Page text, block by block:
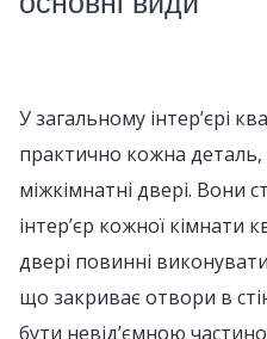
У загальному інтер’єрі
практично кожна деталь,
міжкімнатні двері. Вони
інтер’єр кожної кімнати
двері повинні
що закриває отвори в
бути невід’ємною